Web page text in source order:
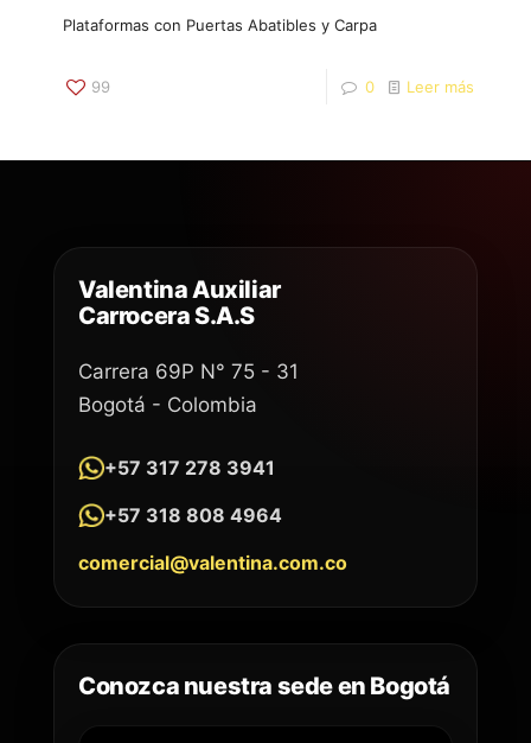
Plataformas con Puertas Abatibles y Carpa
99 0 Leer más
Valentina Auxiliar
Carrocera S.A.S
Carrera 69P N° 75 - 31
Bogotá - Colombia
+57 317 278 3941
+57 318 808 4964
comercial@valentina.com.co
Conozca nuestra sede en Bogotá